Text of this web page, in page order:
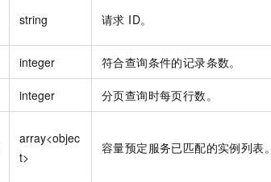
string 请求 ID。
integer 符合查询条件的记录条数。
integer 分页查询时每页行数。
array<objec
t>
容量预定服务已匹配的实例列表。